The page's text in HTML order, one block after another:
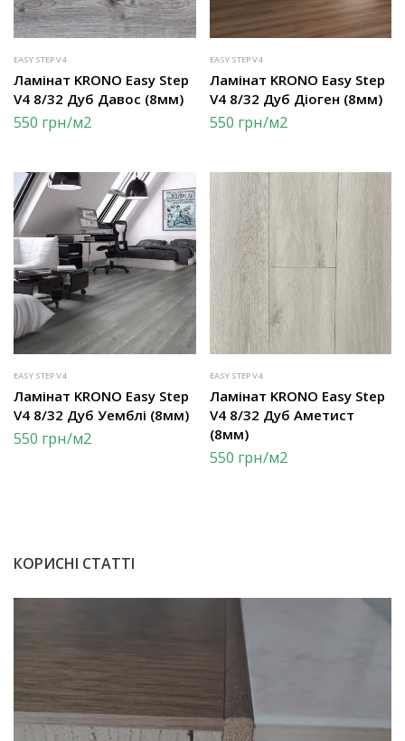
EASY STEP V4
Ламінат KRONO Easy Step
V4 8/32 Дуб Давос (8мм)
550 грн/м2
EASY STEP V4
Ламінат KRONO Easy Step
V4 8/32 Дуб Діоген (8мм)
550 грн/м2
EASY STEP V4
Ламінат KRONO Easy Step
V4 8/32 Дуб Уемблі (8мм)
550 грн/м2
EASY STEP V4
Ламінат KRONO Easy Step
V4 8/32 Дуб Аметист
(8мм)
550 грн/м2
КОРИСНІ СТАТТІ